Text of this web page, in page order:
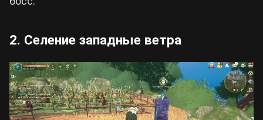
2. Селение западные ветра